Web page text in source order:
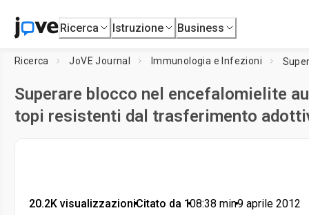
Ricerca Istruzione Business
Ricerca JoVE Journal Immunologia e Infezioni
Superare blocco nel encefalomielite
topi resistenti dal trasferimento
20.2K visualizzazioni•Citato da 1•08:38 min•9 aprile 2012